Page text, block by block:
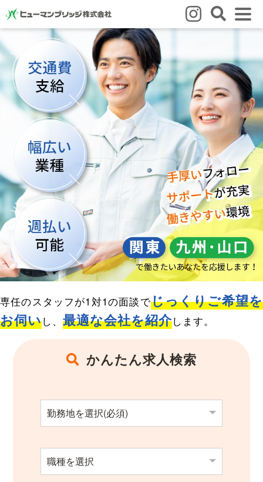
はじめての方
はじめての方 3つの強み いろいろな働き方 Q&A
就業までの流れ HBのイイネ！
スタッフの方
人材育成 福利厚生 お悩み相談窓口 eラーニング
お友だち紹介キャンペーン
会社概要
事業所のご案内
ブログ
求人検索
専任のスタッフが1対1の面談でじっくりご希望を
お伺いし、 最適な会社を紹介します。
かんたん求人検索